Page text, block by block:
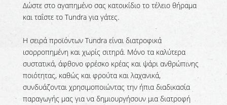
Δώστε στο αγαπημένο σας κατοικίδιο το τέλειο θήραμα
και ταΐστε το Tundra για γάτες.
Η σειρά προϊόντων Tundra είναι διατροφικά
ισορροπημένη και χωρίς σιτηρά. Μόνο τα καλύτερα
συστατικά, άφθονο φρέσκο ​​κρέας και ψάρι ανθρώπινης
ποιότητας, καθώς και φρούτα και λαχανικά,
συνδυάζονται χρησιμοποιώντας την ήπια διαδικασία
παραγωγής μας για να δημιουργήσουν μια διατροφή